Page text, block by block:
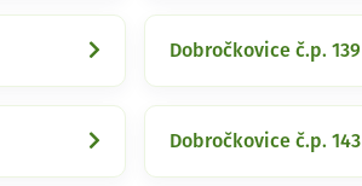
Dobročkovice č.p. 139
Dobročkovice č.p. 143